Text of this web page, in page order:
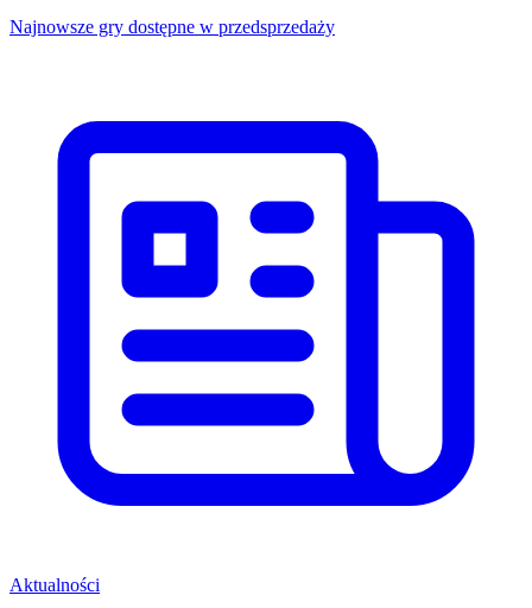
Najnowsze gry dostępne w przedsprzedaży
Aktualności